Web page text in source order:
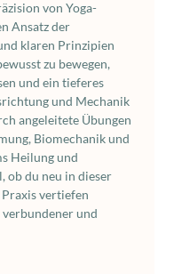
von Yoga-
Ansatz der
klaren Prinzipien
zu bewegen,
und ein tieferes
und Mechanik
angeleitete Übungen
Biomechanik und
Heilung und
ob du neu in dieser
vertiefen
und